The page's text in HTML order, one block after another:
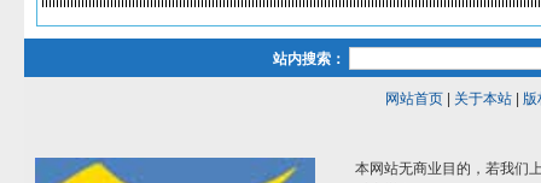
站内搜索：
网站首页| 关于本站| 版
本网站无商业目的，若我们